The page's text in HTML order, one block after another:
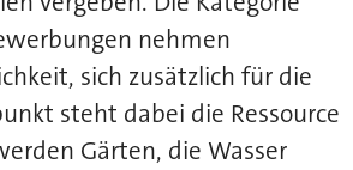
nehmen
sich zusätzlich für die
steht dabei die Ressource
Gärten, die Wasser